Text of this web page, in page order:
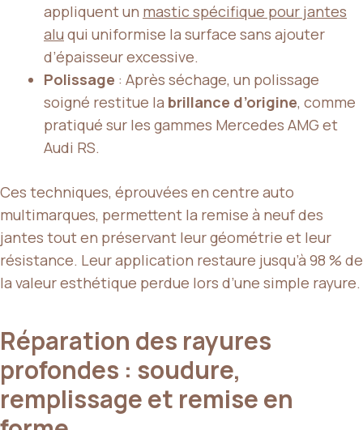
appliquent un mastic spécifique pour jantes
alu qui uniformise la surface sans ajouter
d’épaisseur excessive.
Polissage : Après séchage, un polissage
soigné restitue la brillance d’origine, comme
pratiqué sur les gammes Mercedes AMG et
Audi RS.
Ces techniques, éprouvées en centre auto
multimarques, permettent la remise à neuf des
jantes tout en préservant leur géométrie et leur
résistance. Leur application restaure jusqu’à 98 % de
la valeur esthétique perdue lors d’une simple rayure.
Réparation des rayures
profondes : soudure,
remplissage et remise en